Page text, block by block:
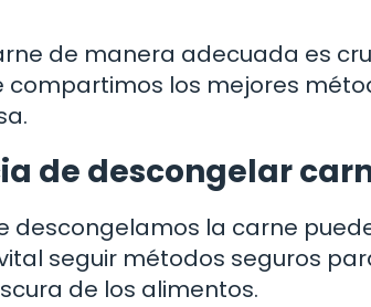
de manera adecuada es
compartimos los mejores
de descongelar
descongelamos la carne
seguir métodos seguros
de los alimentos.